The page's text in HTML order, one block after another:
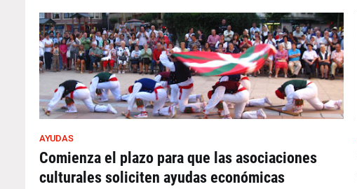
AYUDAS
Comienza el plazo para que las asociaciones
culturales soliciten ayudas económicas